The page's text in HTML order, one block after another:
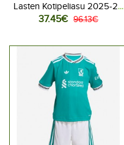
Lasten Kotipeliasu 2025-26
Lyhythihainen (+ Lyhyet
37.45€ 96.13€